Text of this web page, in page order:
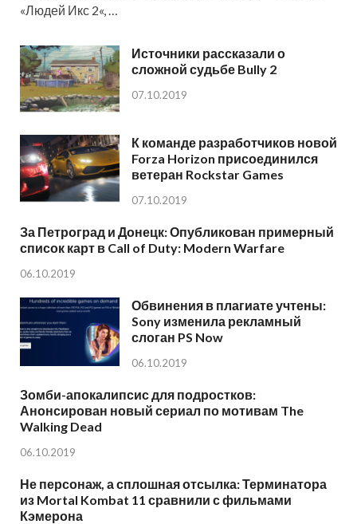
«Людей Икс 2«, …
Источники рассказали о
сложной судьбе Bully 2
07.10.2019
К команде разработчиков новой
Forza Horizon присоединился
ветеран Rockstar Games
07.10.2019
За Петроград и Донецк: Опубликован примерный
список карт в Call of Duty: Modern Warfare
06.10.2019
Обвинения в плагиате учтены:
Sony изменила рекламный
слоган PS Now
06.10.2019
Зомби-апокалипсис для подростков:
Анонсирован новый сериал по мотивам The
Walking Dead
06.10.2019
Не персонаж, а сплошная отсылка: Терминатора
из Mortal Kombat 11 сравнили с фильмами
Кэмерона